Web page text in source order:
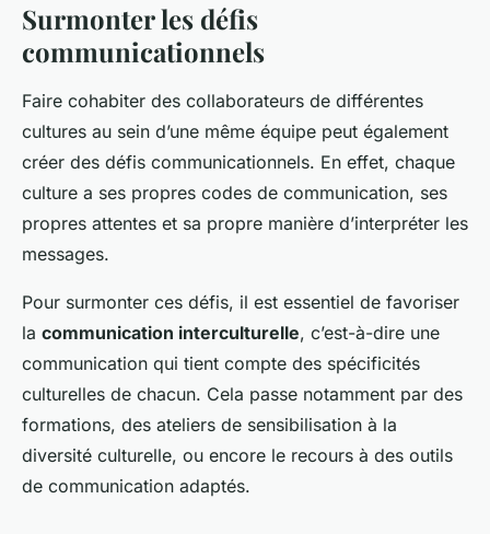
Surmonter les défis
communicationnels
Faire cohabiter des collaborateurs de différentes
cultures au sein d’une même équipe peut également
créer des défis communicationnels. En effet, chaque
culture a ses propres codes de communication, ses
propres attentes et sa propre manière d’interpréter les
messages.
Pour surmonter ces défis, il est essentiel de favoriser
la communication interculturelle, c’est-à-dire une
communication qui tient compte des spécificités
culturelles de chacun. Cela passe notamment par des
formations, des ateliers de sensibilisation à la
diversité culturelle, ou encore le recours à des outils
de communication adaptés.